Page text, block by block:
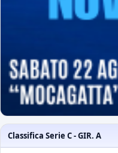
Classifica Serie C - GIR. A